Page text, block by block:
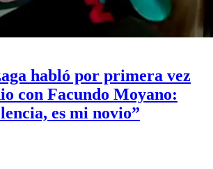
habló por primera vez
con Facundo Moyano:
es mi novio”